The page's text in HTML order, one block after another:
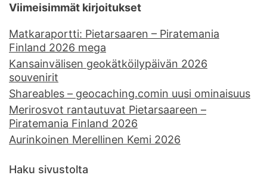
Viimeisimmät kirjoitukset
Matkaraportti: Pietarsaaren – Piratemania
Finland 2026 mega
Kansainvälisen geokätköilypäivän 2026
souvenirit
Shareables – geocaching.comin uusi ominaisuus
Merirosvot rantautuvat Pietarsaareen –
Piratemania Finland 2026
Aurinkoinen Merellinen Kemi 2026
Haku sivustolta